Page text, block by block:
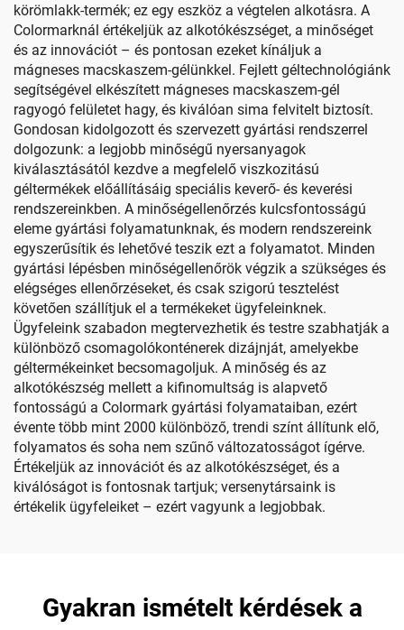
körömlakk-termék; ez egy eszköz a végtelen alkotásra. A
Colormarknál értékeljük az alkotókészséget, a minőséget
és az innovációt – és pontosan ezeket kínáljuk a
mágneses macskaszem-gélünkkel. Fejlett géltechnológiánk
segítségével elkészített mágneses macskaszem-gél
ragyogó felületet hagy, és kiválóan sima felvitelt biztosít.
Gondosan kidolgozott és szervezett gyártási rendszerrel
dolgozunk: a legjobb minőségű nyersanyagok
kiválasztásától kezdve a megfelelő viszkozitású
géltermékek előállításáig speciális keverő- és keverési
rendszereinkben. A minőségellenőrzés kulcsfontosságú
eleme gyártási folyamatunknak, és modern rendszereink
egyszerűsítik és lehetővé teszik ezt a folyamatot. Minden
gyártási lépésben minőségellenőrök végzik a szükséges és
elégséges ellenőrzéseket, és csak szigorú tesztelést
követően szállítjuk el a termékeket ügyfeleinknek.
Ügyfeleink szabadon megtervezhetik és testre szabhatják a
különböző csomagolókonténerek dizájnját, amelyekbe
géltermékeinket becsomagoljuk. A minőség és az
alkotókészség mellett a kifinomultság is alapvető
fontosságú a Colormark gyártási folyamataiban, ezért
évente több mint 2000 különböző, trendi színt állítunk elő,
folyamatos és soha nem szűnő változatosságot ígérve.
Értékeljük az innovációt és az alkotókészséget, és a
kiválóságot is fontosnak tartjuk; versenytársaink is
értékelik ügyfeleiket – ezért vagyunk a legjobbak.
Gyakran ismételt kérdések a